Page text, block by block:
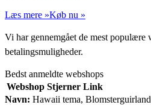
Læs mere »Køb nu »
Vi har gennemgået de mest populære
betalingsmuligheder.
Bedst anmeldte webshops
Webshop Stjerner Link
Navn: Hawaii tema,